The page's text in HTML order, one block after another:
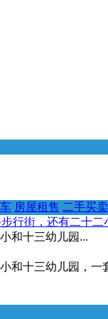
房屋租售 二手买卖
行街，还有二十二
和十三幼儿园...
和十三幼儿园，